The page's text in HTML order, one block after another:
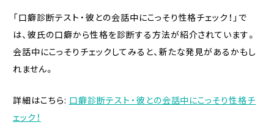
「口癖診断テスト・彼との会話中にこっそり性格チェック！」で
は、彼氏の口癖から性格を診断する方法が紹介されています。
会話中にこっそりチェックしてみると、新たな発見があるかもし
れません。
詳細はこちら: 口癖診断テスト・彼との会話中にこっそり性格チ
ェック！